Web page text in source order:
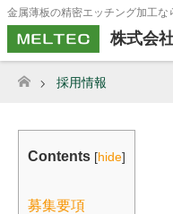
金属薄板の精密エッチング加工な
株式会
ホーム
採用情報
Contents [hide]
募集要項